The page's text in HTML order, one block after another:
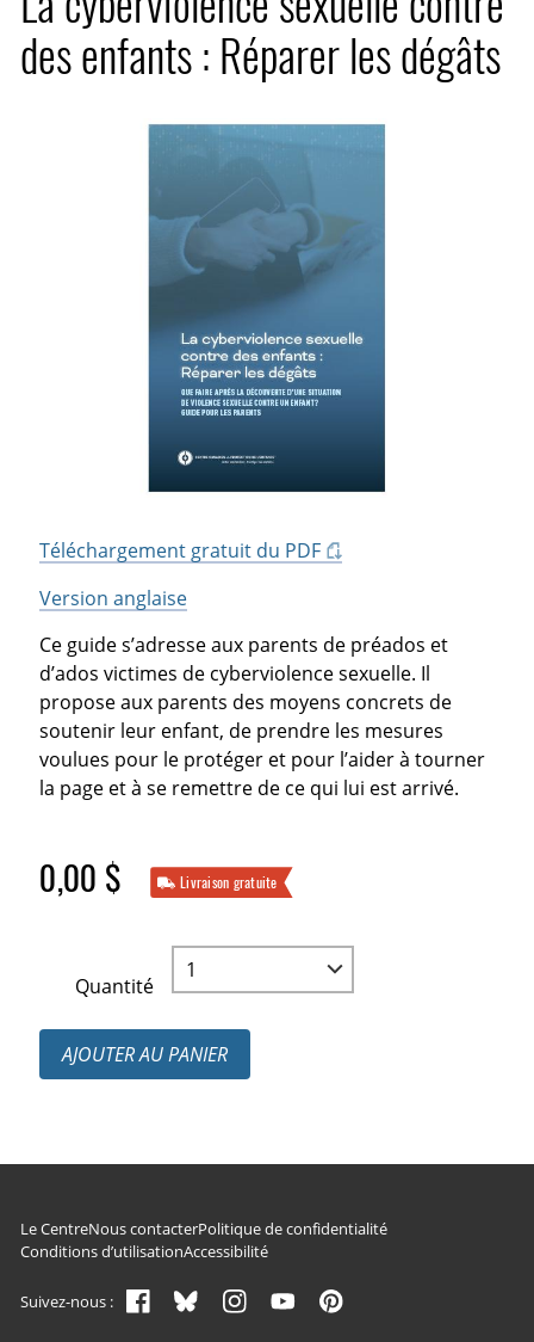
des enfants : Réparer les dégâts
Téléchargement gratuit du PDF
Version anglaise
Ce guide s’adresse aux parents de préados et
d’ados victimes de cyberviolence sexuelle. Il
propose aux parents des moyens concrets de
soutenir leur enfant, de prendre les mesures
voulues pour le protéger et pour l’aider à tourner
la page et à se remettre de ce qui lui est arrivé.
0,00 $ Livraison gratuite
Quantité
AJOUTER AU PANIER
Navigation du pied de page
Le CentreNous contacterPolitique de confidentialité
Conditions d’utilisationAccessibilité
Suivez-nous :